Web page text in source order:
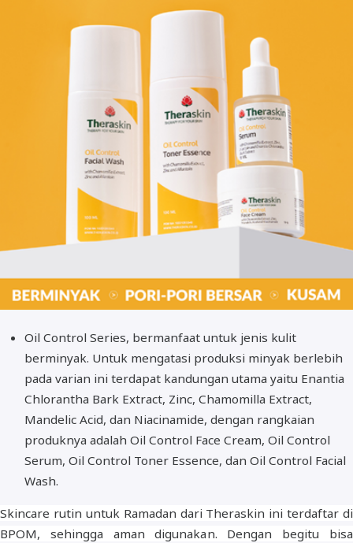
Oil Control Series, bermanfaat untuk jenis kulit
berminyak. Untuk mengatasi produksi minyak berlebih
pada varian ini terdapat kandungan utama yaitu Enantia
Chlorantha Bark Extract, Zinc, Chamomilla Extract,
Mandelic Acid, dan Niacinamide, dengan rangkaian
produknya adalah Oil Control Face Cream, Oil Control
Serum, Oil Control Toner Essence, dan Oil Control Facial
Wash.
Skincare rutin untuk Ramadan dari Theraskin ini terdaftar di
BPOM, sehingga aman digunakan. Dengan begitu bisa